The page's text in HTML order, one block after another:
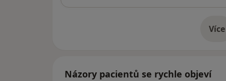
Více
o
Názory pacientů se rychle objeví